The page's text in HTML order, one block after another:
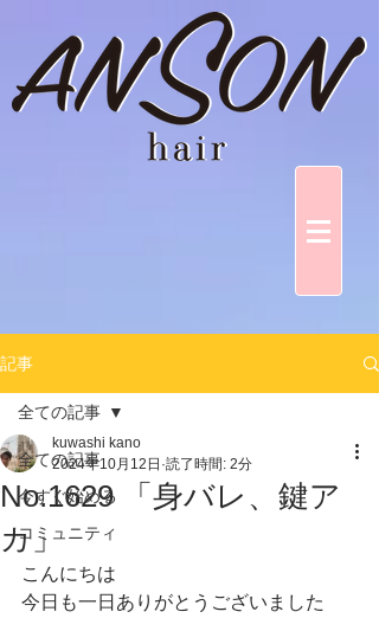
記事
全ての記事
今すぐ始める
コミュニティ
全ての記事
No.1629 「身バレ、鍵ア
カ」
kuwashi kano
2024年10月12日 読了時間: 2分
こんにちは
今日も一日ありがとうございました